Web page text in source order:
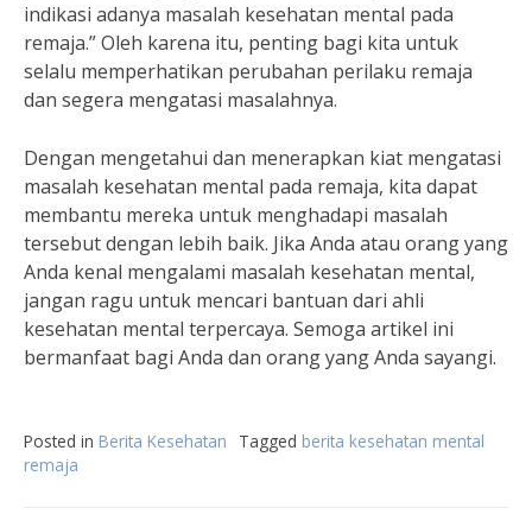
indikasi adanya masalah kesehatan mental pada
remaja.” Oleh karena itu, penting bagi kita untuk
selalu memperhatikan perubahan perilaku remaja
dan segera mengatasi masalahnya.
Dengan mengetahui dan menerapkan kiat mengatasi
masalah kesehatan mental pada remaja, kita dapat
membantu mereka untuk menghadapi masalah
tersebut dengan lebih baik. Jika Anda atau orang yang
Anda kenal mengalami masalah kesehatan mental,
jangan ragu untuk mencari bantuan dari ahli
kesehatan mental terpercaya. Semoga artikel ini
bermanfaat bagi Anda dan orang yang Anda sayangi.
Posted in Berita Kesehatan Tagged berita kesehatan mental
remaja